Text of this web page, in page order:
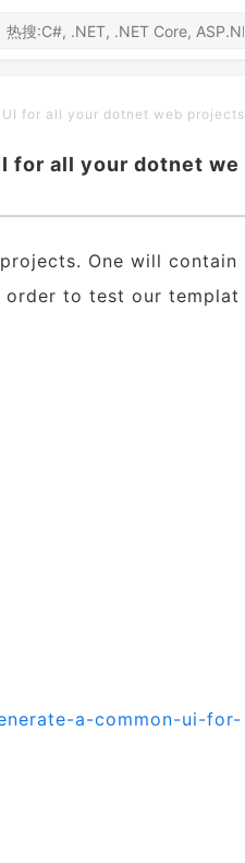
for all your dotnet web projects
for all your dotnet we
One will contain
order to test our templat
a-common-ui-for-